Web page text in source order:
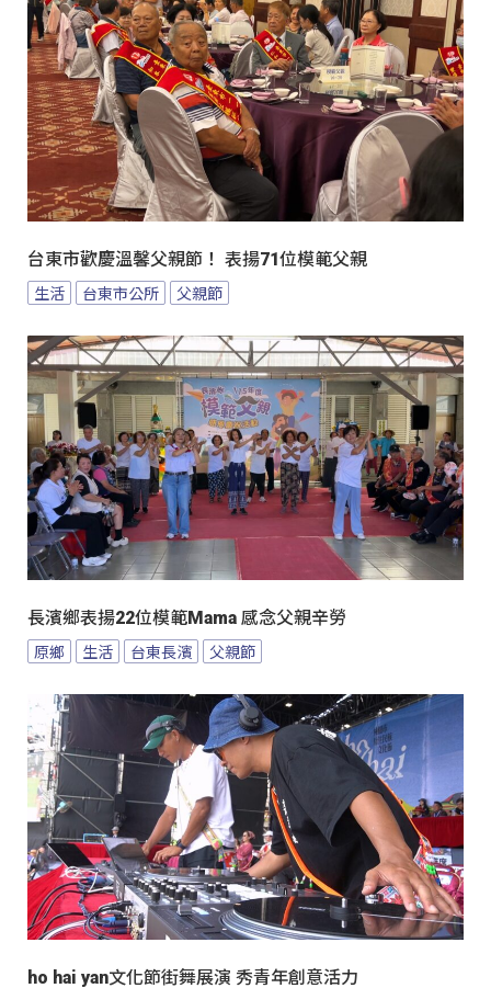
台東市歡慶溫馨父親節！ 表揚71位模範父親
生活 台東市公所 父親節
長濱鄉表揚22位模範Mama 感念父親辛勞
原鄉 生活 台東長濱 父親節
ho hai yan文化節街舞展演 秀青年創意活力